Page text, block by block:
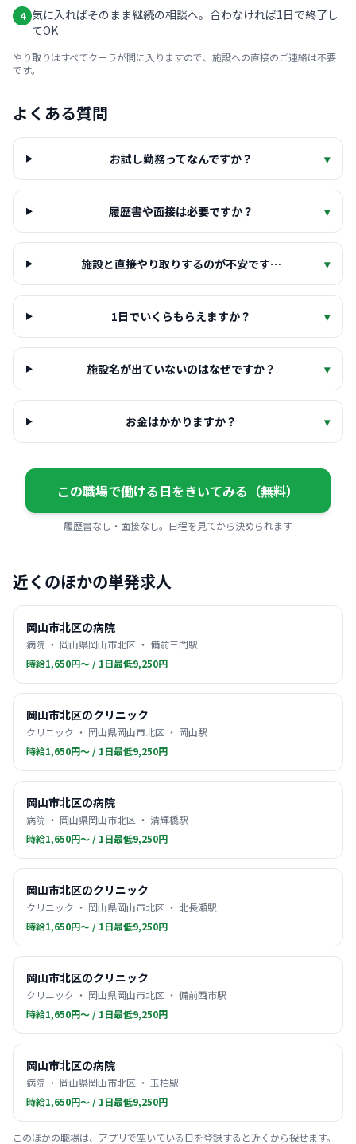
4 気に入ればそのまま継続の相談へ。合わなければ1日で終了し
てOK
やり取りはすべてクーラが間に入りますので、施設への直接のご連絡は不要
です。
よくある質問
お試し勤務ってなんですか？ ▾
履歴書や面接は必要ですか？ ▾
施設と直接やり取りするのが不安です… ▾
1日でいくらもらえますか？ ▾
施設名が出ていないのはなぜですか？ ▾
お金はかかりますか？ ▾
この職場で働ける日をきいてみる（無料）
履歴書なし・面接なし。日程を見てから決められます
近くのほかの単発求人
岡山市北区の病院
病院 ・ 岡山県岡山市北区 ・ 備前三門駅
時給1,650円〜 / 1日最低9,250円
岡山市北区のクリニック
クリニック ・ 岡山県岡山市北区 ・ 岡山駅
時給1,650円〜 / 1日最低9,250円
岡山市北区の病院
病院 ・ 岡山県岡山市北区 ・ 清輝橋駅
時給1,650円〜 / 1日最低9,250円
岡山市北区のクリニック
クリニック ・ 岡山県岡山市北区 ・ 北長瀬駅
時給1,650円〜 / 1日最低9,250円
岡山市北区のクリニック
クリニック ・ 岡山県岡山市北区 ・ 備前西市駅
時給1,650円〜 / 1日最低9,250円
岡山市北区の病院
病院 ・ 岡山県岡山市北区 ・ 玉柏駅
時給1,650円〜 / 1日最低9,250円
このほかの職場は、アプリで空いている日を登録すると近くから探せます。